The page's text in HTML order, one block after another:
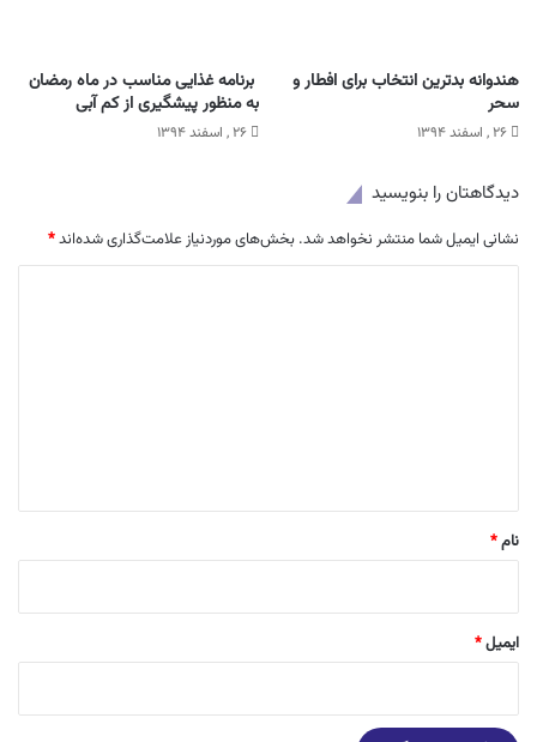
هندوانه بدترین انتخاب برای افطار و
سحر
۲۶ , اسفند ۱۳۹۴
برنامه غذایی مناسب در ماه رمضان
به منظور پیشگیری از کم آبی
۲۶ , اسفند ۱۳۹۴
دیدگاهتان را بنویسید
نشانی ایمیل شما منتشر نخواهد شد. بخش‌های موردنیاز علامت‌گذاری شده‌اند*
نام*
ایمیل*